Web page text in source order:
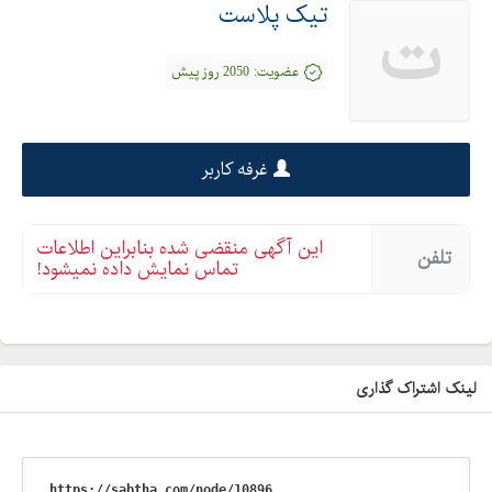
ت تیک پلاست
عضویت: 2050 روز پیش
غرفه کاربر
تلفن این آگهی منقضی شده بنابراین اطلاعات
تماس نمایش داده نمیشود!
لینک اشتراک گذاری